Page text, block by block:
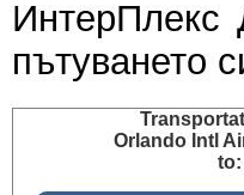
ИнтерПлекс
пътуването
Orlando Intl
to: